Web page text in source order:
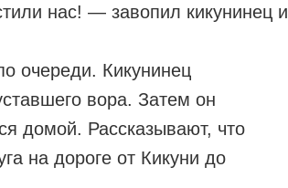
нас! — завопил кикунинец и
очереди. Кикунинец
вора. Затем он
домой. Рассказывают, что
на дороге от Кикуни до